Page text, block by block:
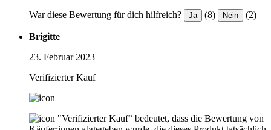
War diese Bewertung für dich hilfreich? Ja (8) Nein (2)
Brigitte
23. Februar 2023
Verifizierter Kauf
"Verifizierter Kauf“ bedeutet, dass die Bewertung von